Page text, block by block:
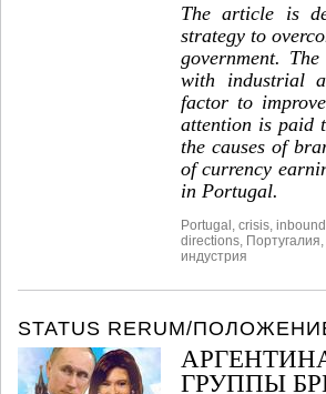
The article is
strategy to
government.
with industrial
factor to
attention is paid
the causes of
of currency
in Portugal.
Portugal crisis
directions Португалия
индустрия
STATUS RERUM/
ГРУППЫ